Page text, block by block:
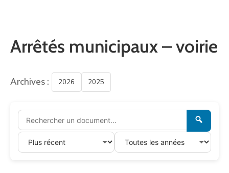
Arrêtés municipaux – voirie
Archives : 2026 2025